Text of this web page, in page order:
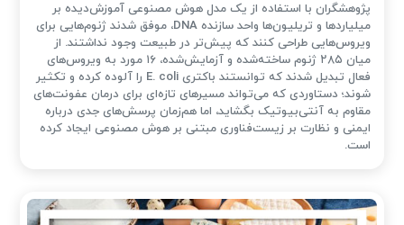
پژوهشگران با استفاده از یک مدل هوش مصنوعی آموزش‌دیده بر
میلیاردها و تریلیون‌ها واحد سازنده DNA، موفق شدند ژنوم‌هایی برای
ویروس‌هایی طراحی کنند که پیش‌تر در طبیعت وجود نداشتند. از
میان ۲۸۵ ژنوم ساخته‌شده و آزمایش‌شده، ۱۶ مورد به ویروس‌های
فعال تبدیل شدند که توانستند باکتری E. coli را آلوده کرده و تکثیر
شوند؛ دستاوردی که می‌تواند مسیرهای تازه‌ای برای درمان عفونت‌های
مقاوم به آنتی‌بیوتیک بگشاید، اما هم‌زمان پرسش‌های جدی درباره
ایمنی و نظارت بر زیست‌فناوری مبتنی بر هوش مصنوعی ایجاد کرده
است.